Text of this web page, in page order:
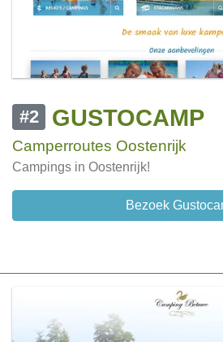
#2 GUSTOCAMP
Camperroutes Oostenrijk
Campings in Oostenrijk!
Bezoek